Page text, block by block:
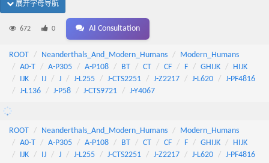
展开字母导航
672 0 AI Consultation
ROOT Neanderthals_And_Modern_Humans
Modern_Humans
A0-T
A-P305 A-P108 BT CT CF F GHIJK
HIJK
IJK
IJ J J-L255 J-CTS2251 J-Z2217 J-L620
J-PF4816
J-L136
J-P58 J-CTS9721 J-Y4067
ROOT Neanderthals_And_Modern_Humans
Modern_Humans
A0-T
A-P305 A-P108 BT CT CF F GHIJK
HIJK
IJK
IJ J J-L255 J-CTS2251 J-Z2217 J-L620
J-PF4816